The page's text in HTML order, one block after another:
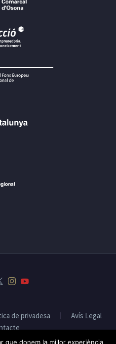
de privadesa
Avís Legal
que donem la millor experiència